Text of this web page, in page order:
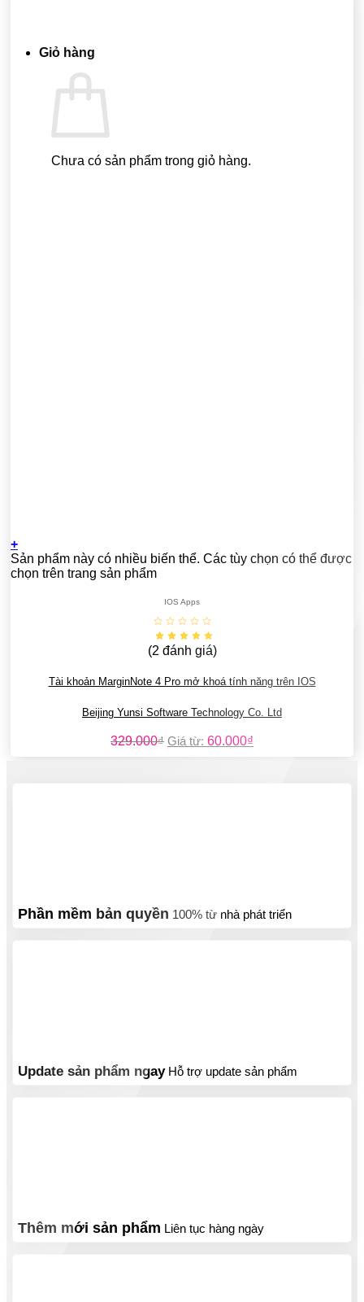
Giỏ hàng
Chưa có sản phẩm trong giỏ hàng.
+
Sản phẩm này có nhiều biến thể. Các tùy chọn có thể được
chọn trên trang sản phẩm
IOS Apps
(2 đánh giá)
Tài khoản MarginNote 4 Pro mở khoá tính năng trên IOS
Beijing Yunsi Software Technology Co. Ltd
329.000₫ Giá từ: 60.000₫
Phần mềm bản quyền 100% từ nhà phát triển
Update sản phẩm ngayHỗ trợ update sản phẩm
Thêm mới sản phẩm Liên tục hàng ngày